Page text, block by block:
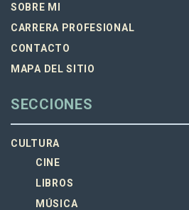
SOBRE MI
CARRERA PROFESIONAL
CONTACTO
MAPA DEL SITIO
SECCIONES
CULTURA
CINE
LIBROS
MÚSICA